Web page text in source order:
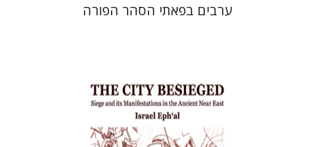
ערבים בפאתי הסהר הפורה
ישראל אפעל